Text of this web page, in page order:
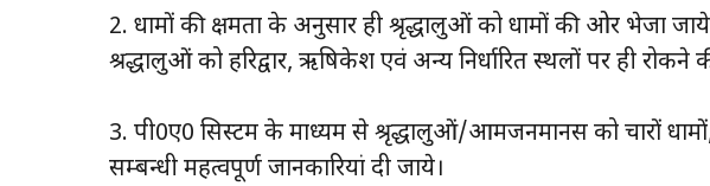
2. धामों की क्षमता के अनुसार ही श्रृद्धालुओं को धामों की ओर भेजा
श्रद्धालुओं को हरिद्वार, ऋषिकेश एवं अन्य निर्धारित स्थलों पर ही रोकने
3. पी0ए0 सिस्टम के माध्यम से श्रृद्धालुओं/आमजनमानस को चारों धामों,
सम्बन्धी महत्वपूर्ण जानकारियां दी जाये।